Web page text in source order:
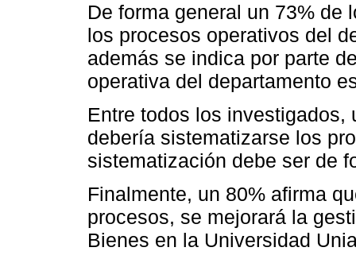
De forma general un 73% de
los procesos operativos del
además se indica por parte
operativa del departamento
Entre todos los investigados,
debería sistematizarse los
sistematización debe ser de
Finalmente, un 80% afirma
procesos, se mejorará la
Bienes en la Universidad